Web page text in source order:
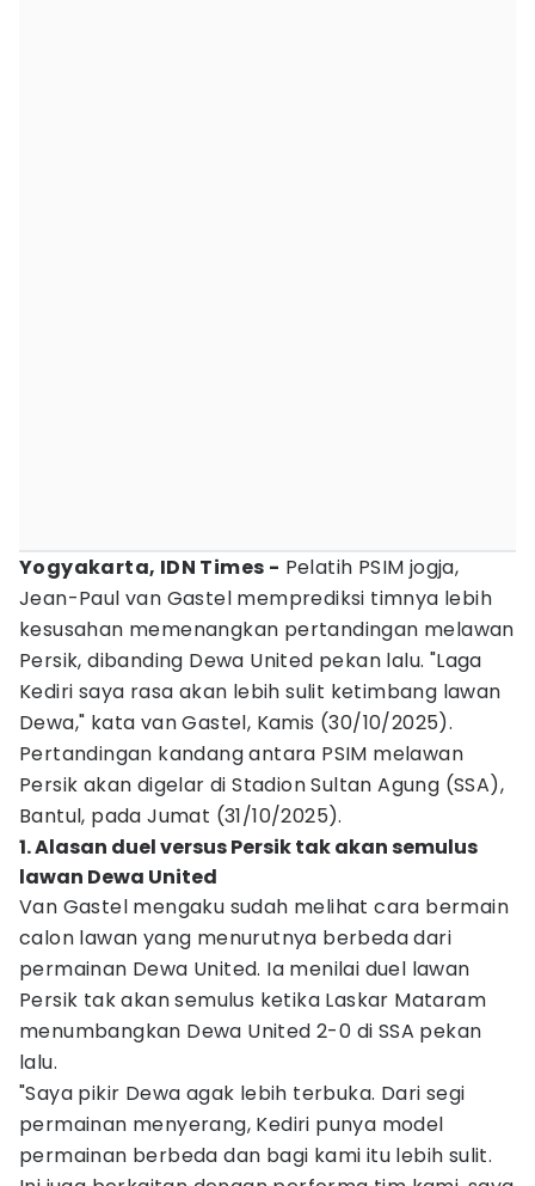
Yogyakarta, IDN Times - Pelatih PSIM jogja,
Jean-Paul van Gastel memprediksi timnya lebih
kesusahan memenangkan pertandingan melawan
Persik, dibanding Dewa United pekan lalu. "Laga
Kediri saya rasa akan lebih sulit ketimbang lawan
Dewa," kata van Gastel, Kamis (30/10/2025).
Pertandingan kandang antara PSIM melawan
Persik akan digelar di Stadion Sultan Agung (SSA),
Bantul, pada Jumat (31/10/2025).
1. Alasan duel versus Persik tak akan semulus
lawan Dewa United
Van Gastel mengaku sudah melihat cara bermain
calon lawan yang menurutnya berbeda dari
permainan Dewa United. Ia menilai duel lawan
Persik tak akan semulus ketika Laskar Mataram
menumbangkan Dewa United 2-0 di SSA pekan
lalu.
"Saya pikir Dewa agak lebih terbuka. Dari segi
permainan menyerang, Kediri punya model
permainan berbeda dan bagi kami itu lebih sulit.